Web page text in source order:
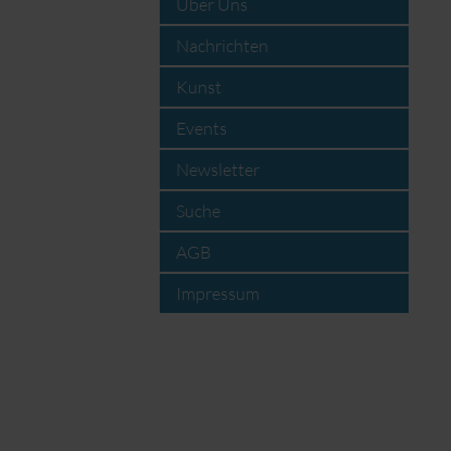
Nachrichten
Kunst
Events
Newsletter
Suche
AGB
Impressum